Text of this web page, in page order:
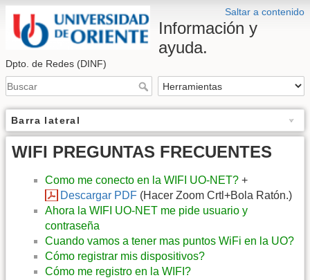
Saltar a contenido
Información y
ayuda.
Dpto. de Redes (DINF)
Barra lateral
WIFI PREGUNTAS FRECUENTES
Como me conecto en la WIFI UO-NET? +
Descargar PDF (Hacer Zoom Crtl+Bola Ratón.)
Ahora la WIFI UO-NET me pide usuario y
contraseña
Cuando vamos a tener mas puntos WiFi en la UO?
Cómo registrar mis dispositivos?
Cómo me registro en la WIFI?